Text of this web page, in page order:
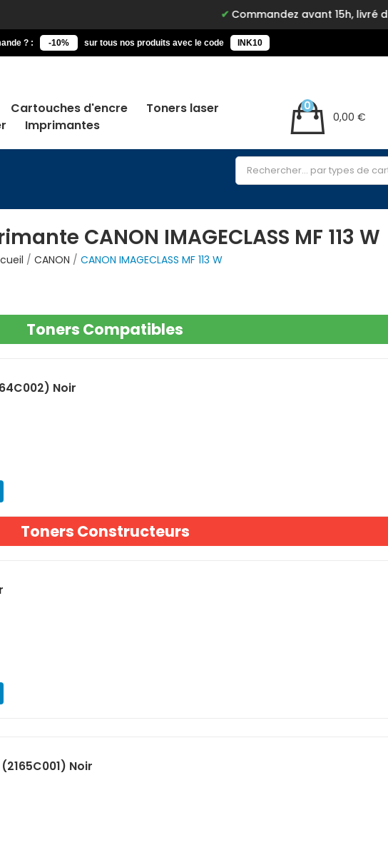
Commandez avant 15h, livré demain.
? : -10% sur tous nos produits avec le code INK10
Cartouches d'encre
Toners laser
Imprimantes
0,00 €
0
CANON IMAGECLASS MF 113 W
CANON
CANON IMAGECLASS MF 113 W
Toners Compatibles
Noir
Toners Constructeurs
Noir